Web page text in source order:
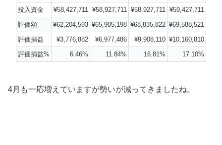
投入資金
¥58,427,711 ¥58,927,711 ¥58,927,711
¥59,427,711
評価額
¥62,204,593 ¥65,905,198 ¥68,835,822 ¥69,588,521
評価損益
¥3,776,882 ¥6,977,486 ¥9,908,110 ¥10,160,810
評価損益%
6.46% 11.84% 16.81% 17.10%
4月も一応増えていますが勢いが減ってきましたね。